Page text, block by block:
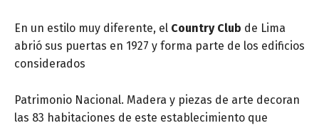
En un estilo muy diferente, el Country Club de Lima
abrió sus puertas en 1927 y forma parte de los edificios
considerados
Patrimonio Nacional. Madera y piezas de arte decoran
las 83 habitaciones de este establecimiento que